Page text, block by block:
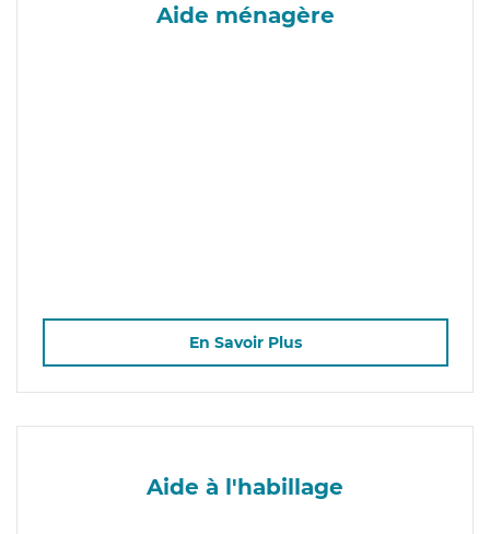
Aide ménagère
En Savoir Plus
Aide à l'habillage